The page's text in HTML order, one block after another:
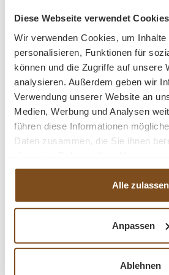
Diese Webseite verwendet Cookies
Wir verwenden Cookies, um Inhalte
personalisieren, Funktionen für
können und die Zugriffe auf unsere
analysieren. Außerdem geben wir
Verwendung unserer Website an
Medien, Werbung und Analysen
führen diese Informationen
Daten zusammen, die Sie ihnen
haben.
Alle zulassen
Anpassen
Ablehnen
Beschreibung
Massivholzmöbel
gewachst und aufpoliert
Anlieferung aufgebaut
Abmessungen(H/B/T):
Menü schließen
Produktinformationen
Eine Eckvitrine aus massiven
Schublade und stabilen
Ähnliche